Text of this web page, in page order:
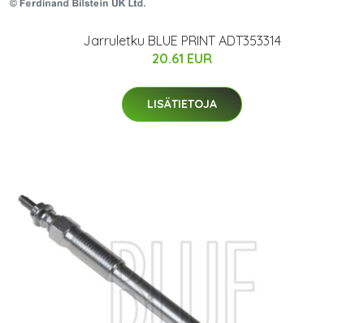
Jarruletku BLUE PRINT ADT353314
20.61 EUR
LISÄTIETOJA